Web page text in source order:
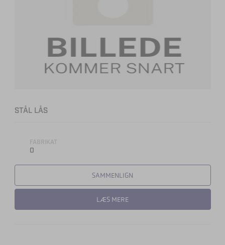
STÅL LÅS
FABRIKAT
0
SAMMENLIGN
LÆS MERE